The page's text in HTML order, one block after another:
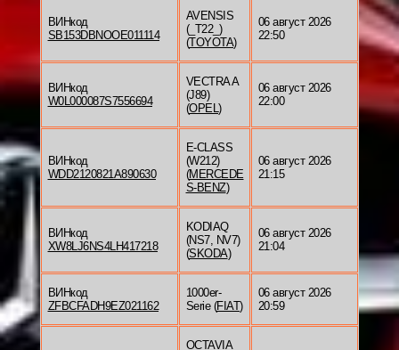
ВИНкод
SB153DBNOOE011114
AVENSIS
(_T22_)
(TOYOTA)
06 август 2026
22:50
ВИНкод
W0L000087S7556694
VECTRA A
(J89)
(OPEL )
06 август 2026
22:00
ВИНкод
WDD2120821A890630
E-CLASS
(W212)
(MERCEDE
S-BENZ)
06 август 2026
21:15
ВИНкод
XW8LJ6NS4LH417218
KODIAQ
(NS7, NV7)
(SKODA)
06 август 2026
21:04
ВИНкод
ZFBCFADH9EZ021162
1000er-
Serie (FIAT)
06 август 2026
20:59
OCTAVIA